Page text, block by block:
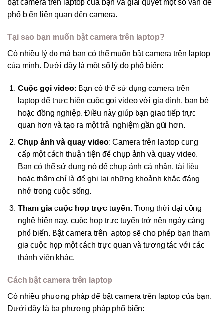
bật camera trên laptop của bạn và giải quyết một số vấn đề
phổ biến liên quan đến camera.
Tại sao bạn muốn bật camera trên laptop?
Có nhiều lý do mà bạn có thể muốn bật camera trên laptop
của mình. Dưới đây là một số lý do phổ biến:
Cuộc gọi video: Bạn có thể sử dụng camera trên
laptop để thực hiện cuộc gọi video với gia đình, bạn bè
hoặc đồng nghiệp. Điều này giúp bạn giao tiếp trực
quan hơn và tạo ra một trải nghiệm gần gũi hơn.
Chụp ảnh và quay video: Camera trên laptop cung
cấp một cách thuận tiện để chụp ảnh và quay video.
Bạn có thể sử dụng nó để chụp ảnh cá nhân, tài liệu
hoặc thậm chí là để ghi lại những khoảnh khắc đáng
nhớ trong cuộc sống.
Tham gia cuộc họp trực tuyến: Trong thời đại công
nghệ hiện nay, cuộc họp trực tuyến trở nên ngày càng
phổ biến. Bật camera trên laptop sẽ cho phép bạn tham
gia cuộc họp một cách trực quan và tương tác với các
thành viên khác.
Cách bật camera trên laptop
Có nhiều phương pháp để bật camera trên laptop của bạn.
Dưới đây là ba phương pháp phổ biến: